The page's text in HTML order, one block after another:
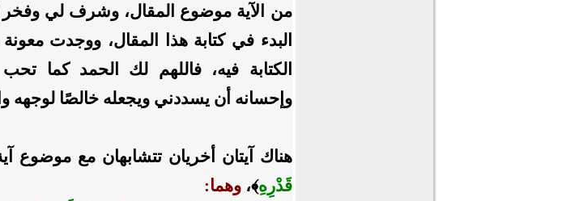
من الآية موضوع المقال، وشرف لي وفخر
البدء في كتابة هذا المقال، ووجدت
الكتابة فيه، فاللهم لك الحمد كما
وإحسانه أن يسددني ويجعله خالصًا لوجهه
هناك آيتان أخريان تتشابهان مع موضوع
قَدْرِهِ﴾، وهما: